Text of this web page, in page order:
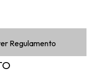
Regulamento